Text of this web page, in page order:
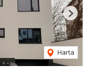
Harta
Next